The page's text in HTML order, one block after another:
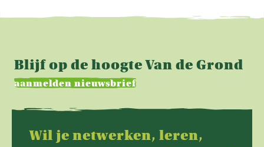
Blijf op de hoogte Van de Grond
aanmelden nieuwsbrief
Wil je netwerken, leren,